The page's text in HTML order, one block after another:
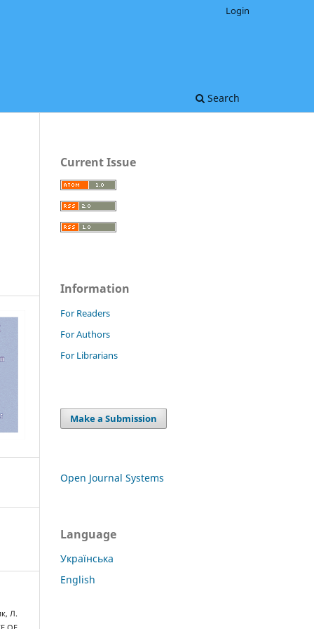
Search
Login
Л.
Current Issue
Information
For Readers
For Authors
For Librarians
Make a Submission
Open Journal Systems
Language
Українська
English